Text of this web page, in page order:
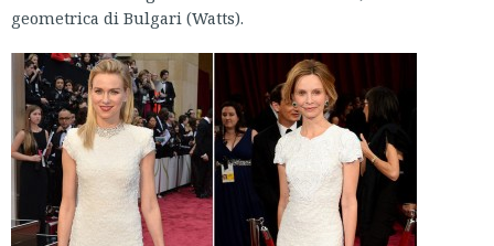
geometrica di Bulgari (Watts).